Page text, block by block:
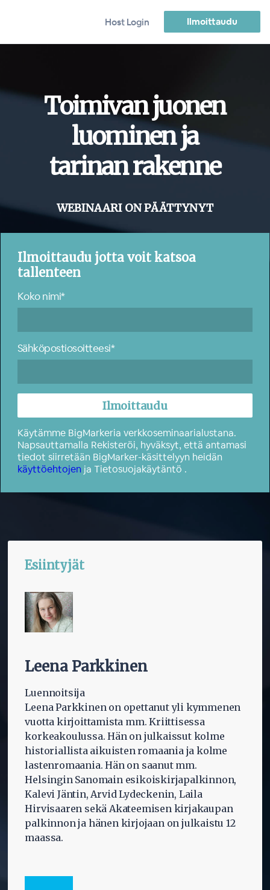
Host Login Ilmoittaudu
Toimivan juonen
luominen ja
tarinan rakenne
WEBINAARI ON PÄÄTTYNYT
Ilmoittaudu jotta voit katsoa
tallenteen
Koko nimi*
Sähköpostiosoitteesi*
Käytämme BigMarkeria verkkoseminaarialustana.
Napsauttamalla Rekisteröi, hyväksyt, että antamasi
tiedot siirretään BigMarker-käsittelyyn heidän
käyttöehtojen ja Tietosuojakäytäntö .
Esiintyjät
Leena Parkkinen
Luennoitsija
Leena Parkkinen on opettanut yli kymmenen
vuotta kirjoittamista mm. Kriittisessa
korkeakoulussa. Hän on julkaissut kolme
historiallista aikuisten romaania ja kolme
lastenromaania. Hän on saanut mm.
Helsingin Sanomain esikoiskirjapalkinnon,
Kalevi Jäntin, Arvid Lydeckenin, Laila
Hirvisaaren sekä Akateemisen kirjakaupan
palkinnon ja hänen kirjojaan on julkaistu 12
maassa.